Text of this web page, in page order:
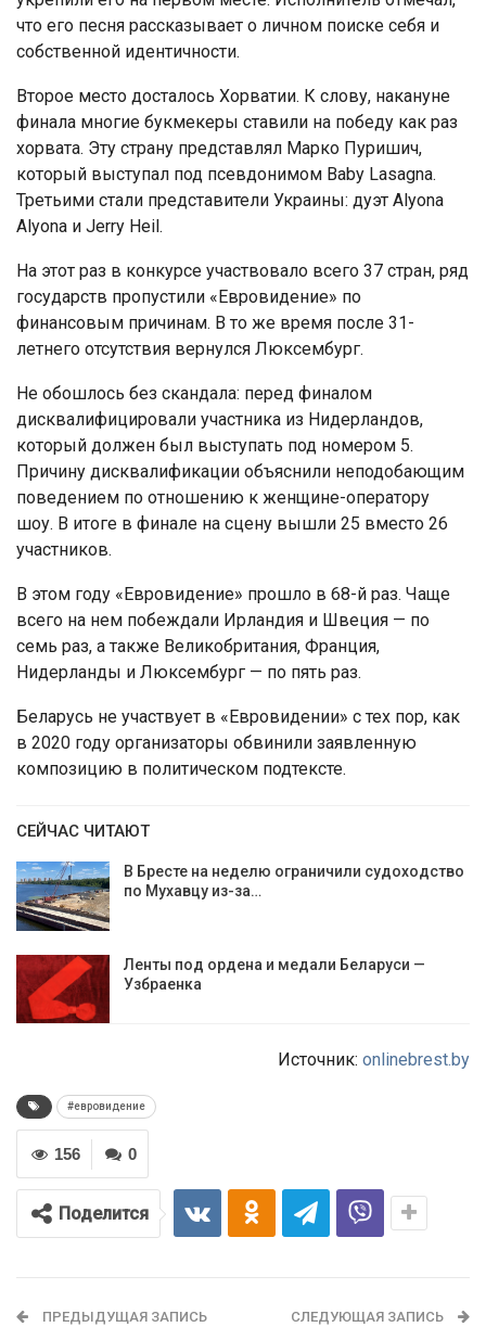
что его песня рассказывает о личном поиске себя и
собственной идентичности.
Второе место досталось Хорватии. К слову, накануне
финала многие букмекеры ставили на победу как раз
хорвата. Эту страну представлял Марко Пуришич,
который выступал под псевдонимом Baby Lasagna.
Третьими стали представители Украины: дуэт Alyona
Alyona и Jerry Heil.
На этот раз в конкурсе участвовало всего 37 стран, ряд
государств пропустили «Евровидение» по
финансовым причинам. В то же время после 31-
летнего отсутствия вернулся Люксембург.
Не обошлось без скандала: перед финалом
дисквалифицировали участника из Нидерландов,
который должен был выступать под номером 5.
Причину дисквалификации объяснили неподобающим
поведением по отношению к женщине-оператору
шоу. В итоге в финале на сцену вышли 25 вместо 26
участников.
В этом году «Евровидение» прошло в 68-й раз. Чаще
всего на нем побеждали Ирландия и Швеция — по
семь раз, а также Великобритания, Франция,
Нидерланды и Люксембург — по пять раз.
Беларусь не участвует в «Евровидении» с тех пор, как
в 2020 году организаторы обвинили заявленную
композицию в политическом подтексте.
СЕЙЧАС ЧИТАЮТ
В Бресте на неделю ограничили судоходство
по Мухавцу из-за…
Ленты под ордена и медали Беларуси —
Узбраенка
Источник: onlinebrest.by
#евровидение
0
156
Поделится
ПРЕДЫДУЩАЯ ЗАПИСЬ СЛЕДУЮЩАЯ ЗАПИСЬ